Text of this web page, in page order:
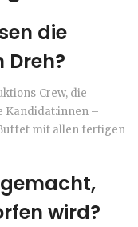
die
Dreh?
die
Kandidat:innen –
mit allen fertigen
wird?